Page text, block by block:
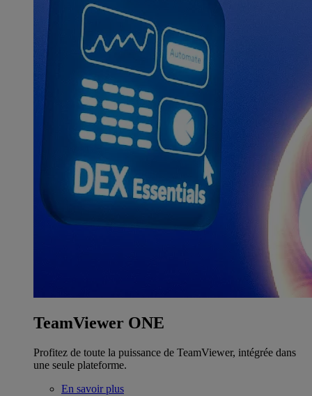
TeamViewer ONE
Profitez de toute la puissance de TeamViewer, intégrée dans
une seule plateforme.
En savoir plus